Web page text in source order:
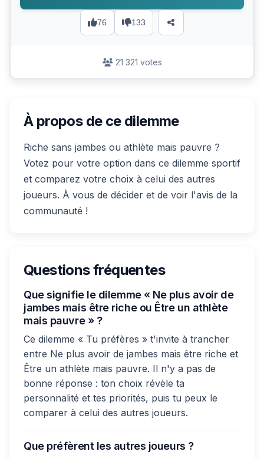
76 133
21 321 votes
À propos de ce dilemme
Riche sans jambes ou athlète mais pauvre ?
Votez pour votre option dans ce dilemme sportif
et comparez votre choix à celui des autres
joueurs. À vous de décider et de voir l'avis de la
communauté !
Questions fréquentes
Que signifie le dilemme « Ne plus avoir de
jambes mais être riche ou Être un athlète
mais pauvre » ?
Ce dilemme « Tu préfères » t'invite à trancher
entre Ne plus avoir de jambes mais être riche et
Être un athlète mais pauvre. Il n'y a pas de
bonne réponse : ton choix révèle ta
personnalité et tes priorités, puis tu peux le
comparer à celui des autres joueurs.
Que préfèrent les autres joueurs ?